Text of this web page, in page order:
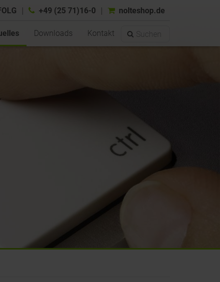
+49 (25 71)16-0 nolteshop.de
Downloads Kontakt